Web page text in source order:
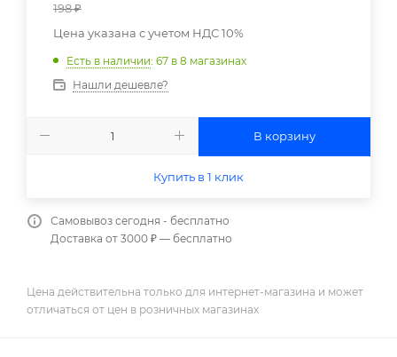
198₽
Цена указана с учетом НДС 10%
Есть в наличии: 67 в 8 магазинах
Нашли дешевле?
В корзину
Купить в 1 клик
Самовывоз сегодня - бесплатно
Доставка от 3000 ₽ — бесплатно
Цена действительна только для интернет-магазина и может
отличаться от цен в розничных магазинах